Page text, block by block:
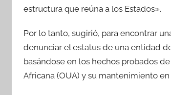
estructura que reúna a los Estados».
Por lo tanto, sugirió, para encontrar
denunciar el estatus de una entidad
basándose en los hechos probados
Africana (OUA) y su mantenimiento en